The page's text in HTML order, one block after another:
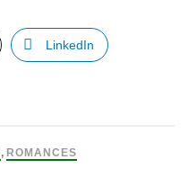
LinkedIn
, ROMANCES